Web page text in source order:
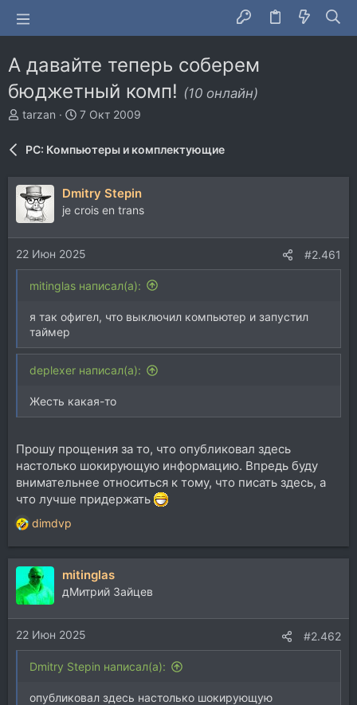
А давайте теперь соберем
бюджетный комп! (10 онлайн)
А
т
р
т
е
м
tarzan
Д
н
а
а
7 Окт 2009
PC: Компьютеры и комплектующие
Dmitry Stepin
je crois en trans
22 Июн 2025 #2.461
mitinglas написал(а):
я так офигел, что выключил компьютер и запустил
таймер
deplexer написал(а):
Жесть какая-то
Прошу прощения за то, что опубликовал здесь
настолько шокирующую информацию. Впредь буду
внимательнее относиться к тому, что писать здесь, а
что лучше придержать
Р
е
а
ц
и
и
:
dimdvp
mitinglas
дМитрий Зайцев
22 Июн 2025 #2.462
Dmitry Stepin написал(а):
опубликовал здесь настолько шокирующую